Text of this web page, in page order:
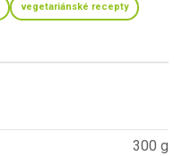
vegetariánské recepty
300 g